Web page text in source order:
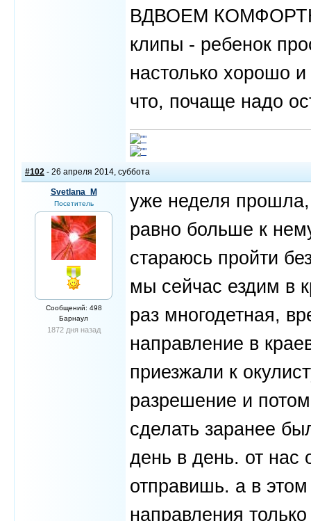
ВДВОЕМ
клипы - ребенок
настолько хорошо
что, почаще надо
#102 - 26 апреля 2014, суббота
Svetlana_M
Посетитель
Сообщений: 498
Барнаул
1872 дня назад
уже неделя прошла,
равно больше к
стараюсь пройти
мы сейчас ездим в
раз многодетная,
направление в
приезжали к
разрешение и
сделать заранее
день в день. от нас
отправишь. а в
направления